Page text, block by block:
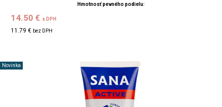
Hmotnosť pevného podielu:
14.50 € s DPH
11.79 € bez DPH
Novinka